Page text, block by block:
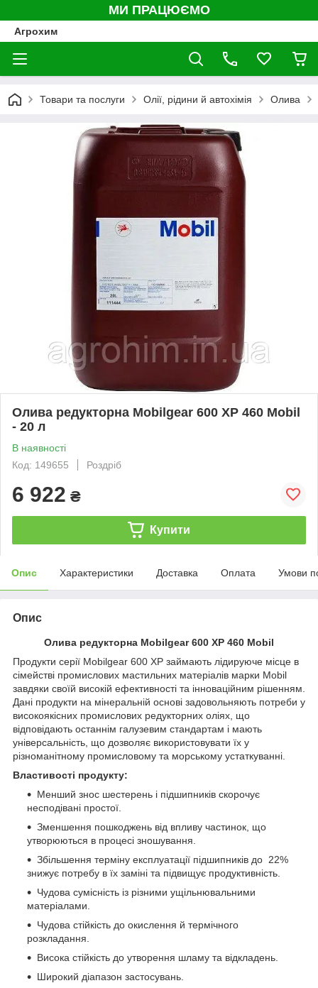
МИ ПРАЦЮЄМО
Агрохим
Товари та послуги Олії, рідини й автохімія Олива
Олива редукторна Mobilgear 600 XP 460 Mobil
- 20 л
В наявності
Код: 149655
Роздріб
6 922 ₴
Купити
Опис Характеристики Доставка Оплата Умови
Опис
Олива редукторна Mobilgear 600 XP 460 Mobil
Продукти серії Mobilgear 600 XP займають лідируюче місце в
сімействі промислових мастильних матеріалів марки Mobil
завдяки своїй високій ефективності та інноваційним рішенням.
Дані продукти на мінеральній основі задовольняють потреби у
високоякісних промислових редукторних оліях, що
відповідають останнім галузевим стандартам і мають
універсальність, що дозволяє використовувати їх у
різноманітному промисловому та морському устаткуванні.
Властивості продукту:
Менший знос шестерень і підшипників скорочує
несподівані простої.
Зменшення пошкоджень від впливу частинок, що
утворюються в процесі зношування.
Збільшення терміну експлуатації підшипників до 22%
знижує потребу в їх заміні та підвищує продуктивність.
Чудова сумісність із різними ущільнювальними
матеріалами.
Чудова стійкість до окислення й термічного
розкладання.
Висока стійкість до утворення шламу та відкладень.
Широкий діапазон застосувань.